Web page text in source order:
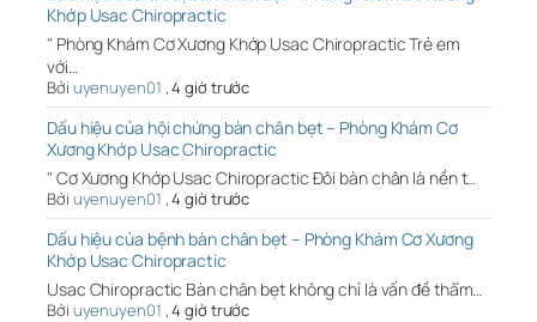
Khớp Usac Chiropractic
" Phòng Khám Cơ Xương Khớp Usac Chiropractic Trẻ em
với…
Bởi uyenuyen01 ,4 giờ trước
Dấu hiệu của hội chứng bàn chân bẹt – Phòng Khám Cơ
Xương Khớp Usac Chiropractic
" Cơ Xương Khớp Usac Chiropractic Đôi bàn chân là nền t…
Bởi uyenuyen01 ,4 giờ trước
Dấu hiệu của bệnh bàn chân bẹt – Phòng Khám Cơ Xương
Khớp Usac Chiropractic
Usac Chiropractic Bàn chân bẹt không chỉ là vấn đề thẩm…
Bởi uyenuyen01 ,4 giờ trước